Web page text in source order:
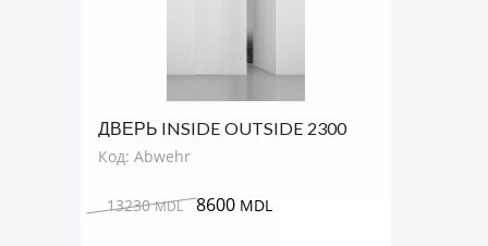
ДВЕРЬ INSIDE OUTSIDE 2300
MM ПОД ПОКРАСКУ С ТОРЦОМ
Код: Abwehr
13230MDL 8600 MDL